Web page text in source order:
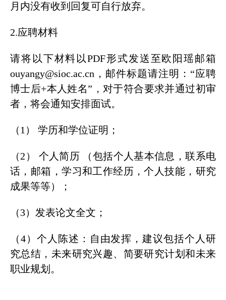
月内没有收到回复可自行放弃。
2.应聘材料
请将以下材料以PDF形式发送至欧阳瑶邮箱
ouyangy@sioc.ac.cn，邮件标题请注明：“应聘
博士后+本人姓名”，对于符合要求并通过初审
者，将会通知安排面试。
（1） 学历和学位证明；
（2） 个人简历 （包括个人基本信息，联系电
话，邮箱，学习和工作经历，个人技能，研究
成果等等）；
（3）发表论文全文；
（4）个人陈述：自由发挥，建议包括个人研
究总结，未来研究兴趣、简要研究计划和未来
职业规划。